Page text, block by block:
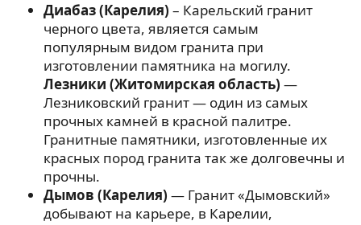
Диабаз (Карелия) – Карельский гранит
черного цвета, является самым
популярным видом гранита при
изготовлении памятника на могилу.
Лезники (Житомирская область) —
Лезниковский гранит — один из самых
прочных камней в красной палитре.
Гранитные памятники, изготовленные их
красных пород гранита так же долговечны и
прочны.
Дымов (Карелия) — Гранит «Дымовский»
добывают на карьере, в Карелии,